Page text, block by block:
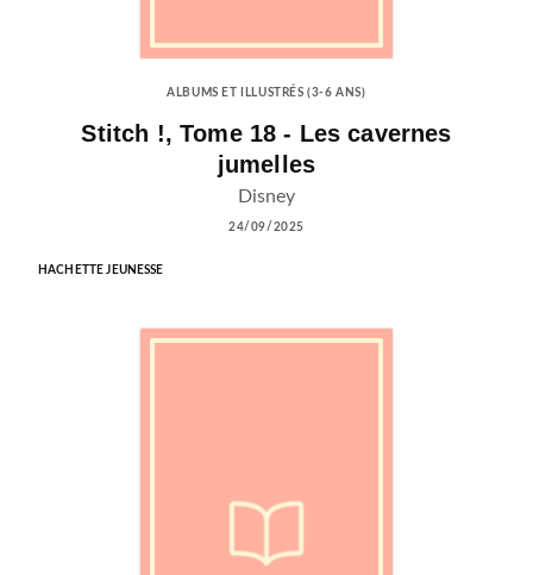
ALBUMS ET ILLUSTRÉS (3-6 ANS)
Stitch !, Tome 18 - Les cavernes
jumelles
Disney
24/09/2025
HACHETTE JEUNESSE